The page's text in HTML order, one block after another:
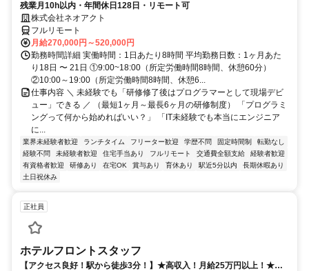
残業月10h以内・年間休日128日・リモート可
株式会社ネオアクト
フルリモート
月給270,000円～520,000円
勤務時間詳細 実働時間：1日あたり8時間 平均勤務日数：1ヶ月あた
り18日 〜 21日 ①9:00~18:00（所定労働時間8時間、休憩60分）
②10:00～19:00（所定労働時間8時間、休憩6...
仕事内容 ＼ 未経験でも「研修修了後はプログラマーとして現場デビ
ュー」できる ／ （最短1ヶ月～最長6ヶ月の研修制度） 「プログラミ
ングって何から始めればいい？」 「IT未経験でも本当にエンジニア
に...
業界未経験者歓迎 ランチタイム フリーター歓迎 学歴不問 固定時間制
転勤なし
経験不問
未経験者歓迎 住宅手当あり フルリモート 交通費全額支給
経験者歓迎
有資格者歓迎
研修あり 在宅OK 賞与あり 育休あり 駅近5分以内
長期休暇あり
土日祝休み
正社員
ホテルフロントスタッフ
【アクセス良好！駅から徒歩3分！】★高収入！月給25万円以上！★幅